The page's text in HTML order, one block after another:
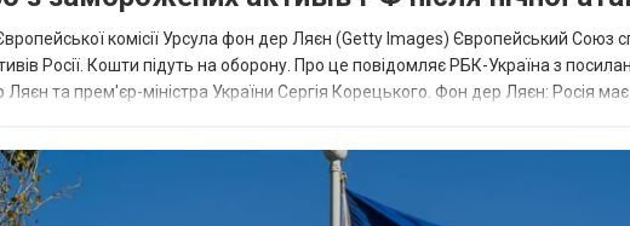
комісії Урсула фон дер Ляєн (Getty Images) Європейський Союз
Росії. Кошти підуть на оборону. Про це повідомляє РБК-Україна з
Ляєн та прем'єр-міністра України Сергія Корецького. Фон дер Ляєн: Росія